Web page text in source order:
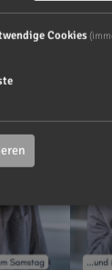
Ich habe
als
die Zeit
mehr weiß ich
Cookies